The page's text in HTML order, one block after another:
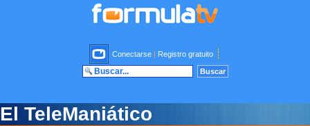
Conectarse | Registro gratuito
El TeleManiático